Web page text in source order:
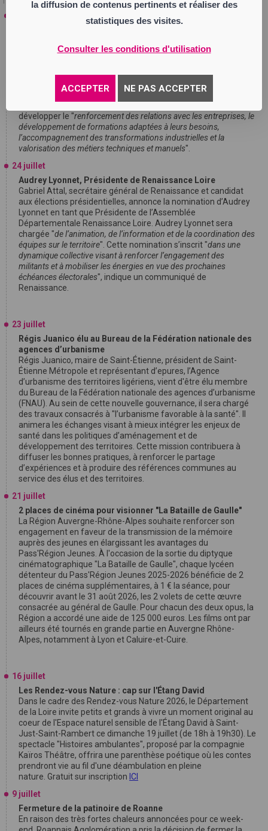
la diffusion de contenus pertinents et réaliser des
statistiques des visites.
Consulter les conditions d'utilisation
ACCEPTER NE PAS ACCEPTER
Thomas Gaubert a été élu à la présidence du Pôle Formation
succède à André Bonnavion qui a exercé cette fonction
pendant 7 ans. Dirigeant de SODESE-SRCA, entreprise de
sous-traitance industrielle implantée à Félines, en Ardèche, et
à La Roche-de-Glun, dans la Drôme, Thomas Gaubert souhaite
développer le "renforcement des relations avec les entreprises, le
développement de formations adaptées à leurs besoins,
l’accompagnement des transformations industrielles et la
valorisation des métiers techniques et manuels".
24 juillet
Audrey Lyonnet, Présidente de Renaissance Loire
Gabriel Attal, secrétaire général de Renaissance et candidat
aux élections présidentielles, annonce la nomination d’Audrey
Lyonnet en tant que Présidente de l’Assemblée
Départementale Renaissance Loire. Audrey Lyonnet sera
chargée "de l’animation, de l’information et de la coordination des
équipes sur le territoire". Cette nomination s’inscrit "dans une
dynamique collective visant à renforcer l’engagement des
militants et à mobiliser les énergies en vue des prochaines
échéances électorales", indique un communiqué de
Renaissance.
23 juillet
Régis Juanico élu au Bureau de la Fédération nationale des
agences d’urbanisme
Régis Juanico, maire de Saint-Étienne, président de Saint-
Étienne Métropole et représentant d’epures, l’Agence
d’urbanisme des territoires ligériens, vient d'être élu membre
du Bureau de la Fédération nationale des agences d’urbanisme
(FNAU). Au sein de cette nouvelle gouvernance, il sera chargé
des travaux consacrés à "l’urbanisme favorable à la santé". Il
animera les échanges visant à mieux intégrer les enjeux de
santé dans les politiques d’aménagement et de
développement des territoires. Cette mission contribuera à
diffuser les bonnes pratiques, à renforcer le partage
d’expériences et à produire des références communes au
service des élus et des territoires.
21 juillet
2 places de cinéma pour visionner "La Bataille de Gaulle"
La Région Auvergne-Rhône-Alpes souhaite renforcer son
engagement en faveur de la transmission de la mémoire
auprès des jeunes en élargissant les avantages du
Pass'Région Jeunes. À l'occasion de la sortie du diptyque
cinématographique "La Bataille de Gaulle", chaque lycéen
détenteur du Pass'Région Jeunes 2025-2026 bénéficie de 2
places de cinéma supplémentaires, à 1 € la séance, pour
découvrir avant le 31 août 2026, les 2 volets de cette œuvre
consacrée au général de Gaulle. Pour chacun des deux opus, la
Région a accordé une aide de 125 000 euros. Les films ont par
ailleurs été tournés en grande partie en Auvergne Rhône-
Alpes, notamment à Lyon et Caluire-et-Cuire.
16 juillet
Les Rendez-vous Nature : cap sur l'Étang David
Dans le cadre des Rendez-vous Nature 2026, le Département
de la Loire invite petits et grands à vivre un moment original au
coeur de l'Espace naturel sensible de l'Étang David à Saint-
Just-Saint-Rambert ce dimanche 19 juillet (de 18h à 19h30). Le
spectacle "Histoires ambulantes", proposé par la compagnie
Kaïros Théâtre, offrira une parenthèse poétique où les contes
prendront vie au fil d'une déambulation en pleine
nature. Gratuit sur inscription ICI
9 juillet
Fermeture de la patinoire de Roanne
En raison des très fortes chaleurs annoncées pour ce week-